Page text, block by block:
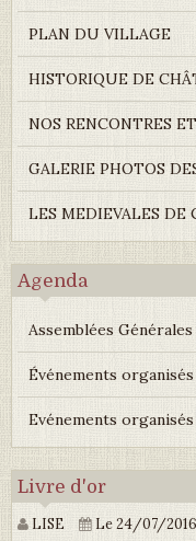
PLAN DU VILLAGE
HISTORIQUE DE
NOS RENCONTRES
GALERIE PHOTOS
LES MEDIEVALES DE
Agenda
Assemblées Générales
Événements
Evénements
Livre d'or
LISE Le 24/07/2016